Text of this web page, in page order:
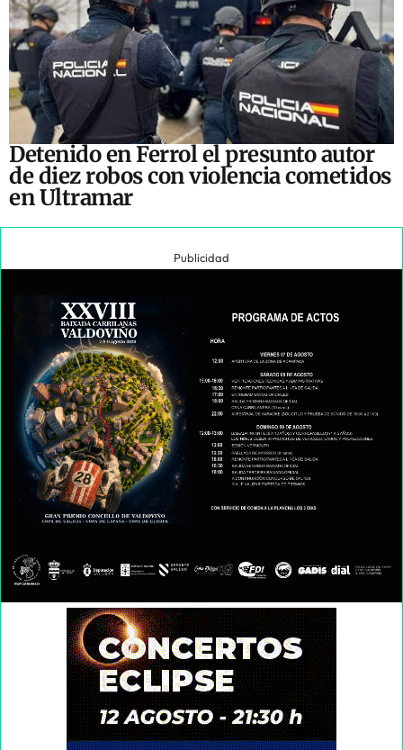
Detenido en Ferrol el presunto autor
de diez robos con violencia cometidos
en Ultramar
Publicidad